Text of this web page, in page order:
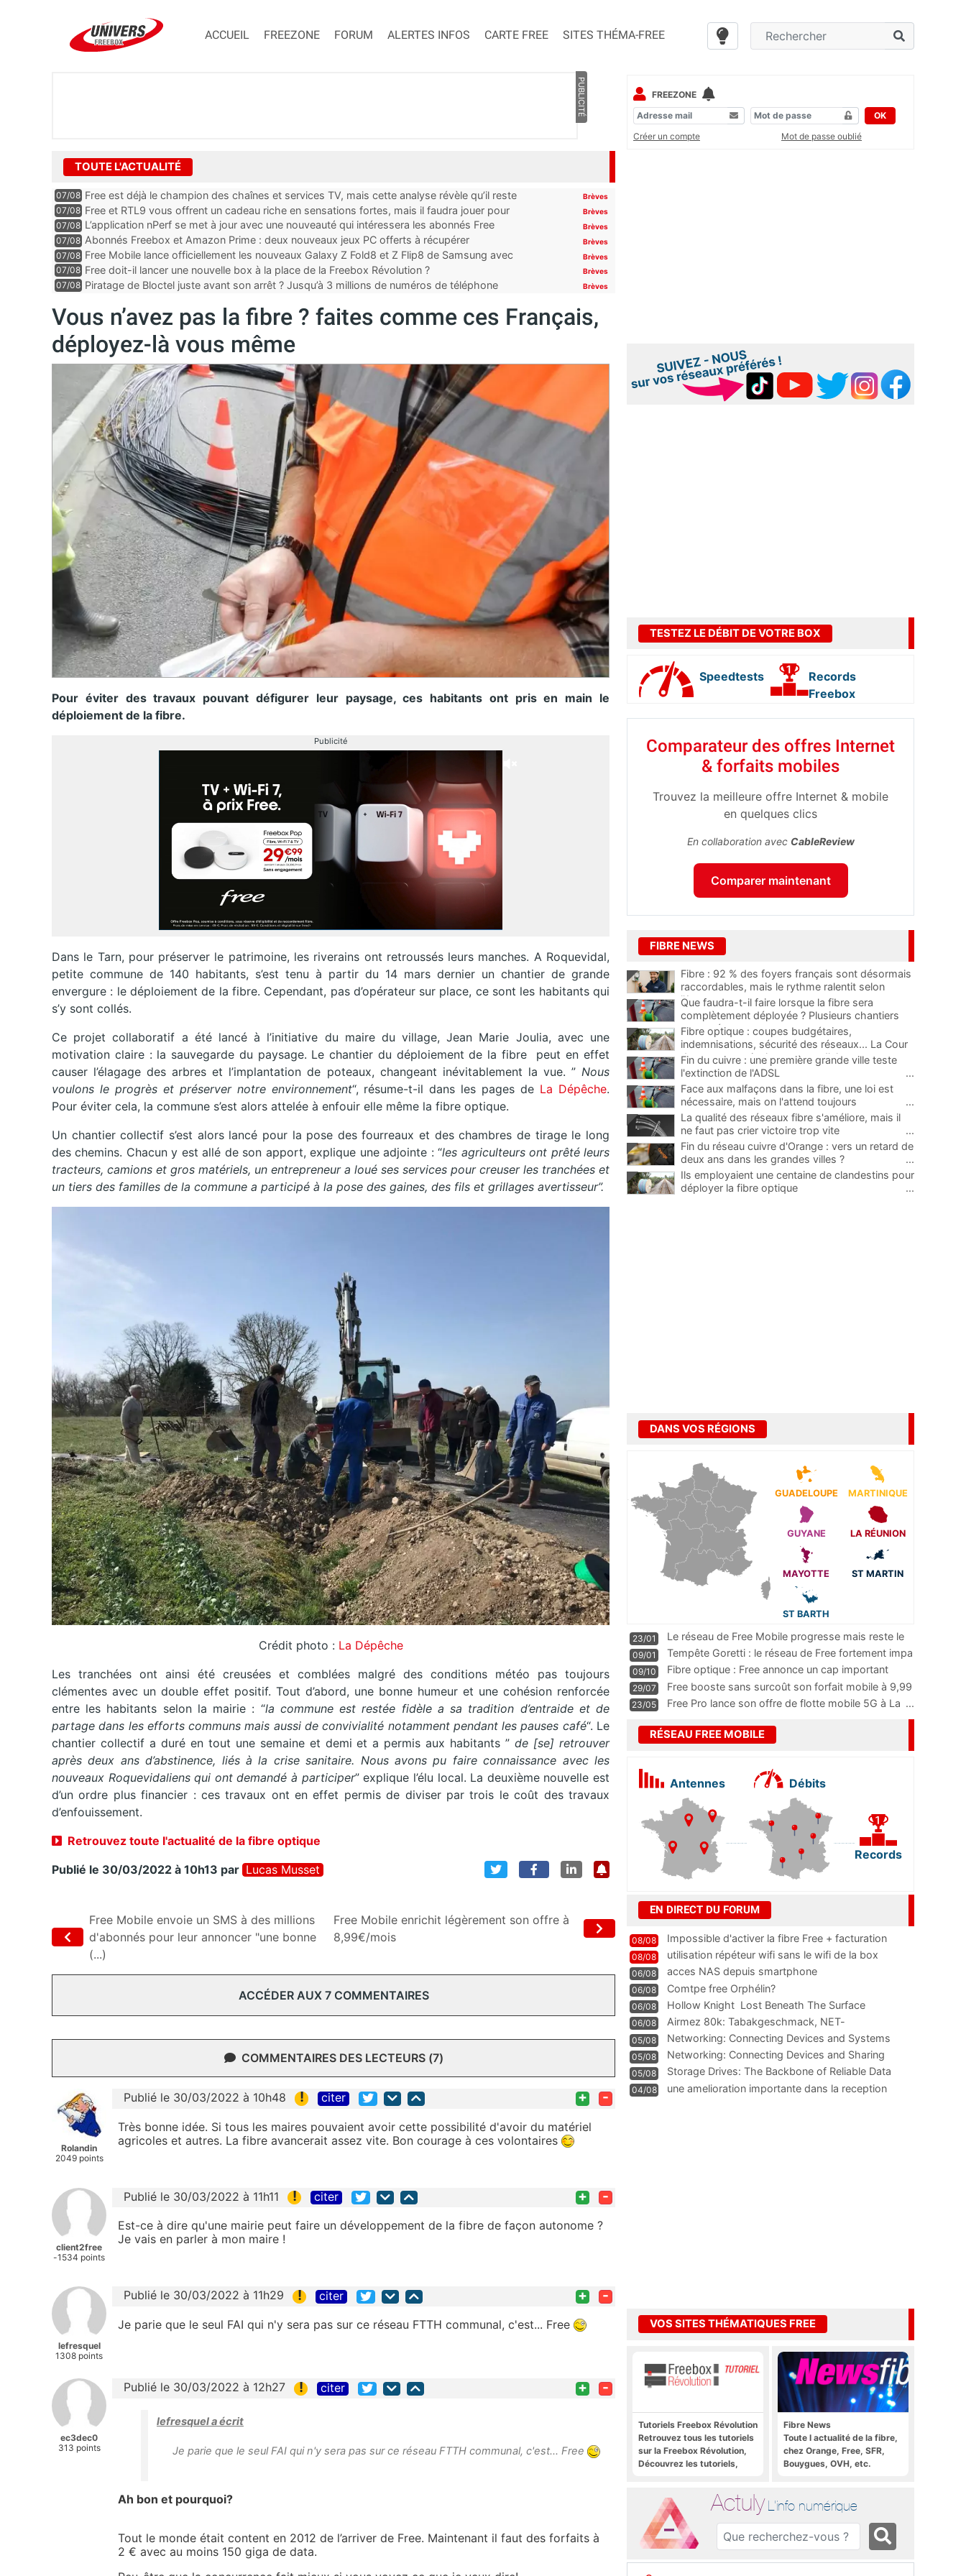
ACCUEIL FREEZONE FORUM ALERTES INFOS CARTE FREE SITES THÉMA-FREE
PUBLICITÉ
TOUTE L'ACTUALITÉ
07/08 Free est déjà le champion des chaînes et services TV, mais cette analyse révèle qu’il reste
encore au moin...
Brèves
07/08 Free et RTL9 vous offrent un cadeau riche en sensations fortes, mais il faudra jouer pour
l’obtenir
Brèves
07/08 L’application nPerf se met à jour avec une nouveauté qui intéressera les abonnés Free
Mobile, Orange, SFR ...
Brèves
07/08 Abonnés Freebox et Amazon Prime : deux nouveaux jeux PC offerts à récupérer Brèves
07/08 Free Mobile lance officiellement les nouveaux Galaxy Z Fold8 et Z Flip8 de Samsung avec
des promos et des cadeaux
Brèves
07/08 Free doit-il lancer une nouvelle box à la place de la Freebox Révolution ? Brèves
07/08 Piratage de Bloctel juste avant son arrêt ? Jusqu’à 3 millions de numéros de téléphone
Brèves
Vous n’avez pas la fibre ? faites comme ces Français,
déployez-là vous même
Pour éviter des travaux pouvant défigurer leur paysage, ces habitants ont pris en main le
déploiement de la fibre.
Publicité
Dans le Tarn, pour préserver le patrimoine, les riverains ont retroussés leurs manches. A Roquevidal,
petite commune de 140 habitants, s’est tenu à partir du 14 mars dernier un chantier de grande
envergure : le déploiement de la fibre. Cependant, pas d’opérateur sur place, ce sont les habitants qui
s’y sont collés.
Ce projet collaboratif a été lancé à l’initiative du maire du village, Jean Marie Joulia, avec une
motivation claire : la sauvegarde du paysage. Le chantier du déploiement de la fibre peut en effet
causer l’élagage des arbres et l’implantation de poteaux, changeant inévitablement la vue. ” Nous
voulons le progrès et préserver notre environnement“, résume-t-il dans les pages de La Dépêche.
Pour éviter cela, la commune s’est alors attelée à enfouir elle même la fibre optique.
Un chantier collectif s’est alors lancé pour la pose des fourreaux et des chambres de tirage le long
des chemins. Chacun y est allé de son apport, explique une adjointe : “les agriculteurs ont prêté leurs
tracteurs, camions et gros matériels, un entrepreneur a loué ses services pour creuser les tranchées et
un tiers des familles de la commune a participé à la pose des gaines, des fils et grillages avertisseur”.
Crédit photo : La Dépêche
Les tranchées ont ainsi été creusées et comblées malgré des conditions météo pas toujours
clémentes avec un double effet positif. Tout d’abord, une bonne humeur et une cohésion renforcée
entre les habitants selon la mairie : “la commune est restée fidèle a sa tradition d’entraide et de
partage dans les efforts communs mais aussi de convivialité notamment pendant les pauses café“. Le
chantier collectif a duré en tout une semaine et demi et a permis aux habitants ”de [se] retrouver
après deux ans d’abstinence, liés à la crise sanitaire. Nous avons pu faire connaissance avec les
nouveaux Roquevidaliens qui ont demandé à participer” explique l’élu local. La deuxième nouvelle est
d’un ordre plus financier : ces travaux ont en effet permis de diviser par trois le coût des travaux
d’enfouissement.
Retrouvez toute l'actualité de la fibre optique
Publié le 30/03/2022 à 10h13 par Lucas Musset
Free Mobile envoie un SMS à des millions
d'abonnés pour leur annoncer "une bonne
(...)
Free Mobile enrichit légèrement son offre à
8,99€/mois
ACCÉDER AUX 7 COMMENTAIRES
COMMENTAIRES DES LECTEURS (7)
Rolandin
2049 points
Publié le 30/03/2022 à 10h48 ! citer + -
Très bonne idée. Si tous les maires pouvaient avoir cette possibilité d'avoir du matériel
agricoles et autres. La fibre avancerait assez vite. Bon courage à ces volontaires
client2free
-1534 points
Publié le 30/03/2022 à 11h11 ! citer + -
Est-ce à dire qu'une mairie peut faire un développement de la fibre de façon autonome ?
Je vais en parler à mon maire !
lefresquel
1308 points
Publié le 30/03/2022 à 11h29 ! citer + -
Je parie que le seul FAI qui n'y sera pas sur ce réseau FTTH communal, c'est... Free
ec3dec0
313 points
Publié le 30/03/2022 à 12h27 ! citer + -
lefresquel a écrit
Je parie que le seul FAI qui n'y sera pas sur ce réseau FTTH communal, c'est... Free
Ah bon et pourquoi?
Tout le monde était content en 2012 de l’arriver de Free. Maintenant il faut des forfaits à
2 € avec au moins 150 giga de data.
FREEZONE
OK
Créer un compte
Mot de passe oublié
TESTEZ LE DÉBIT DE VOTRE BOX
Speedtests
Records
Freebox
Comparateur des offres Internet
& forfaits mobiles
Trouvez la meilleure offre Internet & mobile
en quelques clics
En collaboration avec CableReview
Comparer maintenant
FIBRE NEWS
Fibre : 92 % des foyers français sont désormais
raccordables, mais le rythme ralentit selon
l'Arcep
Que faudra-t-il faire lorsque la fibre sera
complètement déployée ? Plusieurs chantiers
proposés
Fibre optique : coupes budgétaires,
indemnisations, sécurité des réseaux... La Cour
des comptes tire la sonnette d'alarme
Fin du cuivre : une première grande ville teste
l'extinction de l'ADSL
...
Face aux malfaçons dans la fibre, une loi est
nécessaire, mais on l'attend toujours
...
La qualité des réseaux fibre s'améliore, mais il
ne faut pas crier victoire trop vite
...
Fin du réseau cuivre d'Orange : vers un retard de
deux ans dans les grandes villes ?
...
Ils employaient une centaine de clandestins pour
déployer la fibre optique
...
DANS VOS RÉGIONS
GUADELOUPE MARTINIQUE
GUYANE LA RÉUNION
MAYOTTE ST MARTIN
ST BARTH
23/01
Le réseau de Free Mobile progresse mais reste le
m
...
09/01
Tempête Goretti : le réseau de Free fortement impa
09/10
Fibre optique : Free annonce un cap important
pass
...
29/07
Free booste sans surcoût son forfait mobile à 9,99
23/05 Free Pro lance son offre de flotte mobile 5G à La ...
RÉSEAU FREE MOBILE
Antennes Débits
Records
EN DIRECT DU FORUM
08/08
Impossible d'activer la fibre Free + facturation
résiliation
08/08 utilisation répéteur wifi sans le wifi de la box
06/08 acces NAS depuis smartphone
06/08 Comtpe free Orphélin?
06/08 Hollow Knight  Lost Beneath The Surface
06/08
Airmez 80k: Tabakgeschmack, NET-
Technologie und Leistung im
05/08 Networking: Connecting Devices and Systems
05/08
Networking: Connecting Devices and Sharing
Information
05/08
Storage Drives: The Backbone of Reliable Data
Management
04/08
une amelioration importante dans la reception
VOS SITES THÉMATIQUES FREE
Tutoriels Freebox Révolution
Retrouvez tous les tutoriels
sur la Freebox Révolution,
Découvrez les tutoriels,
Freebox Server, Freebox
Player
Fibre News
Toute l actualité de la fibre,
chez Orange, Free, SFR,
Bouygues, OVH, etc.
Actuly L'info numérique